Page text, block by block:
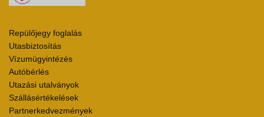
Repülőjegy foglalás
Utasbiztosítás
Vízumügyintézés
Autóbérlés
Utazási utalványok
Szállásértékelések
Partnerkedvezmények